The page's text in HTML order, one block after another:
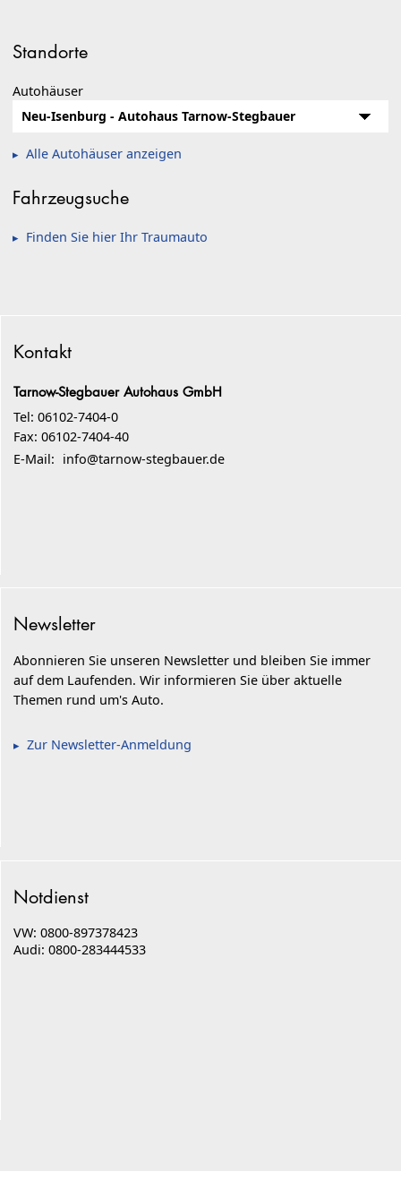
Standorte
Autohäuser
Alle Autohäuser anzeigen
Fahrzeugsuche
Finden Sie hier Ihr Traumauto
Kontakt
Tarnow-Stegbauer Autohaus GmbH
Tel: 06102-7404-0
Fax: 06102-7404-40
E-Mail: info@tarnow-stegbauer.de
Newsletter
Abonnieren Sie unseren Newsletter und bleiben Sie immer
auf dem Laufenden. Wir informieren Sie über aktuelle
Themen rund um's Auto.
Zur Newsletter-Anmeldung
Notdienst
VW: 0800-897378423
Audi: 0800-283444533